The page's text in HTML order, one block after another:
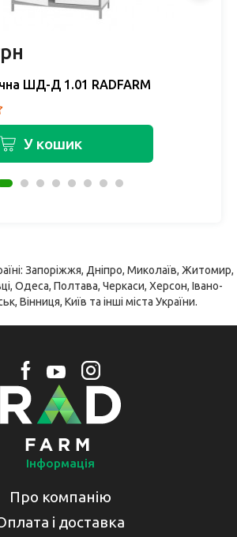
ШД-Д 1.01 RADFARM
У кошик
Запоріжжя, Дніпро, Миколаїв, Житомир,
Одеса, Полтава, Черкаси, Херсон, Івано-
Вінниця, Київ та інші міста України.
Інформація
Про компанію
і доставка